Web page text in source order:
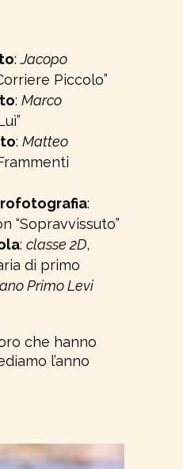
:Jacopo
Piccolo”
: Marco
: Matteo
:
“Sopravvissuto”
: classe 2D,
di primo
Primo Levi
che hanno
l’anno